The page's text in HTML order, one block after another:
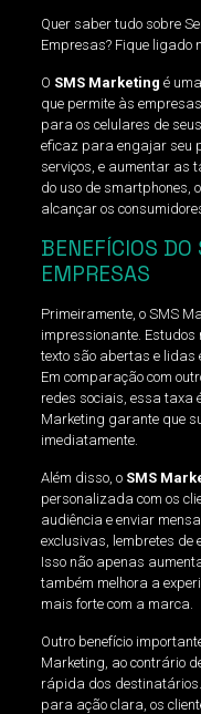
Quer saber tudo sobre
Empresas? Fique ligado
O SMS Marketing é
que permite às
para os celulares de
eficaz para engajar seu
serviços, e aumentar as
do uso de smartphones,
alcançar os
BENEFÍCIOS
EMPRESAS
Primeiramente, o SMS
impressionante.
texto são abertas e lidas
Em comparação com
redes sociais, essa taxa
Marketing garante que
imediatamente.
Além disso, o SMS
personalizada com os
audiência e enviar
exclusivas, lembretes de
Isso não apenas
também melhora a
mais forte com a marca.
Outro benefício
Marketing, ao contrário
rápida dos
para ação clara, os